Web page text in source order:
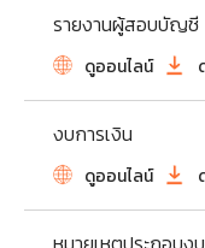
รายงานผู้สอบบัญชี
ดูออนไลน์
งบการเงิน
ดูออนไลน์